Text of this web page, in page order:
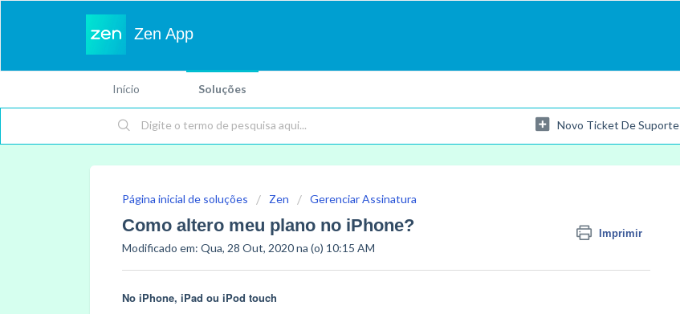
Zen App
Início Soluções
Novo Ticket De Suporte
Página inicial de soluções Zen Gerenciar Assinatura
Como altero meu plano no iPhone? Imprimir
Modificado em: Qua, 28 Out, 2020 na (o) 10:15 AM
No iPhone, iPad ou iPod touch